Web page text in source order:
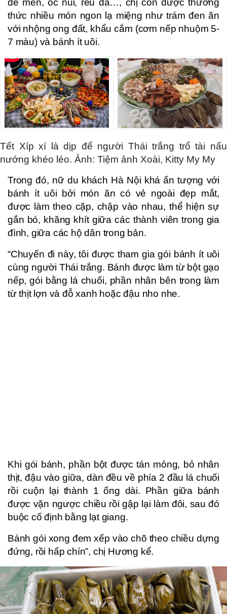
dế mèn, ốc núi, rêu đá…, chị còn được thưởng
thức nhiều món ngon lạ miệng như trám đen ăn
với nhộng ong đất, khẩu cắm (cơm nếp nhuộm 5-
7 màu) và bánh ít uôi.
Tết Xíp xí là dịp để người Thái trắng trổ tài nấu
nướng khéo léo. Ảnh: Tiệm ảnh Xoài, Kitty My My
Trong đó, nữ du khách Hà Nội khá ấn tượng với
bánh ít uôi bởi món ăn có vẻ ngoài đẹp mắt,
được làm theo cặp, chập vào nhau, thể hiện sự
gắn bó, khăng khít giữa các thành viên trong gia
đình, giữa các hộ dân trong bản.
“Chuyến đi này, tôi được tham gia gói bánh ít uôi
cùng người Thái trắng. Bánh được làm từ bột gạo
nếp, gói bằng lá chuối, phần nhân bên trong làm
từ thịt lợn và đỗ xanh hoặc đậu nho nhe.
Khi gói bánh, phần bột được tán mỏng, bỏ nhân
thịt, đậu vào giữa, dàn đều về phía 2 đầu lá chuối
rồi cuộn lại thành 1 ống dài. Phần giữa bánh
được vặn ngược chiều rồi gập lại làm đôi, sau đó
buộc cố định bằng lạt giang.
Bánh gói xong đem xếp vào chõ theo chiều dựng
đứng, rồi hấp chín”, chị Hương kể.